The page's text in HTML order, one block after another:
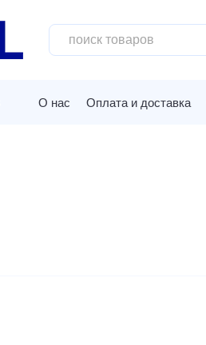
О нас Оплата и доставка